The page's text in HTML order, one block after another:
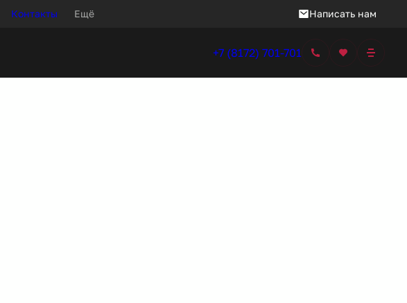
Контакты Ещё Написать нам
+7 (8172) 701-701